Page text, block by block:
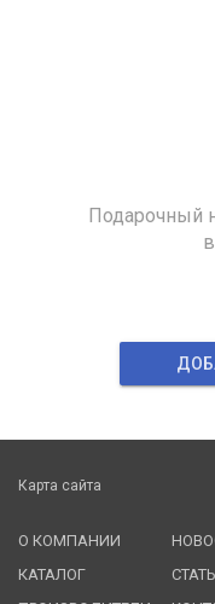
Подарочный
Карта сайта
О КОМПАНИИ
КАТАЛОГ